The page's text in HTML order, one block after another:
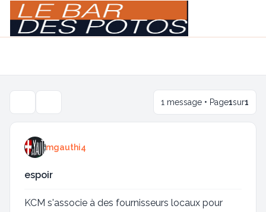
1 message • Page1sur1
mgauthi4
espoir
KCM s'associe à des fournisseurs locaux pour